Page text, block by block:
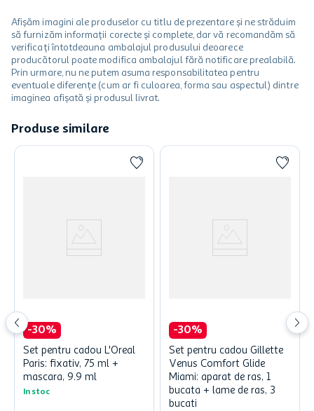
Afișăm imagini ale produselor cu titlu de prezentare și ne străduim
să furnizăm informații corecte și complete, dar vă recomandăm să
verificați întotdeauna ambalajul produsului deoarece
producătorul poate modifica ambalajul fără notificare prealabilă.
Prin urmare, nu ne putem asuma responsabilitatea pentru
eventuale diferențe (cum ar fi culoarea, forma sau aspectul) dintre
imaginea afișată și produsul livrat.
Produse similare
-30%
Set pentru cadou L'Oreal
Paris: fixativ, 75 ml +
mascara, 9.9 ml
In stoc
-30%
Set pentru cadou Gillette
Venus Comfort Glide
Miami: aparat de ras, 1
bucata + lame de ras, 3
bucati